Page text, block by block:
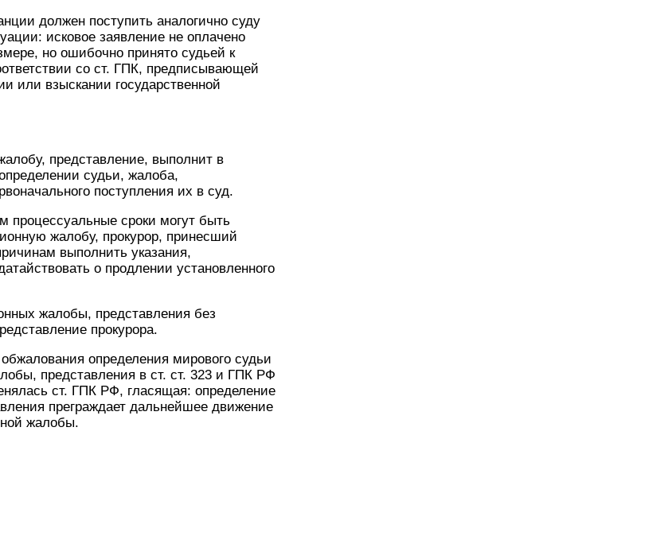
должен поступить аналогично суду
исковое заявление не оплачено
но ошибочно принято судьей к
со ст. ГПК, предписывающей
или взыскании государственной
представление, выполнит в
судьи, жалоба,
поступления их в суд.
процессуальные сроки могут быть
жалобу, прокурор, принесший
выполнить указания,
о продлении установленного
жалобы, представления без
прокурора.
определения мирового судьи
представления в ст. ст. 323 и ГПК РФ
ст. ГПК РФ, гласящая: определение
преграждает дальнейшее движение
жалобы.